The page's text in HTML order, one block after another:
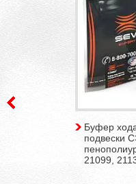
Буфер
подвески
21099,